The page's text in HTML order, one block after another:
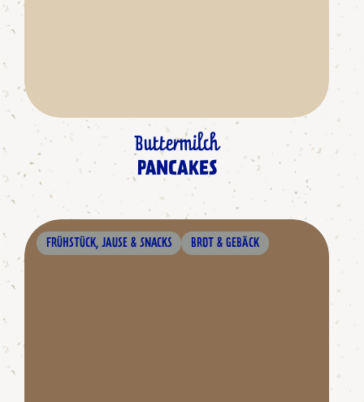
Buttermilch
PANCAKES
FRÜHSTÜCK, JAUSE & SNACKS BROT & GEBÄCK